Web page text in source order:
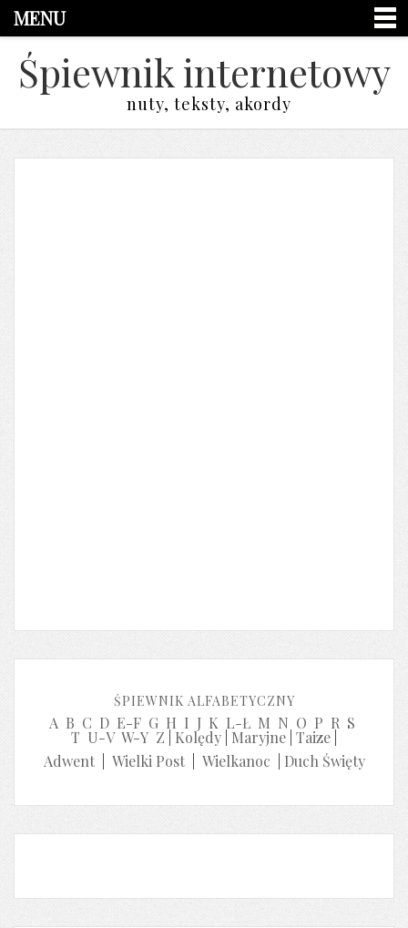
MENU
Śpiewnik internetowy
nuty, teksty, akordy
ŚPIEWNIK ALFABETYCZNY
A B C D E-F G H I J K L-Ł M N O P R S
T U-V W-Y Z Kolędy Maryjne Taize
Adwent| Wielki Post| Wielkanoc Duch Święty